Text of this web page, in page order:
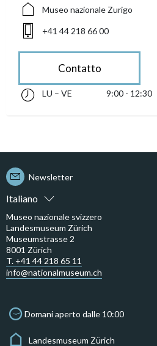
Museo nazionale Zurigo
+41 44 218 66 00
Contatto
accessibility.sr-only.opening_hours
lunedì fino alle venerdì
LU – VE 9:00 - 12:30
Italiano
Newsletter
Museo nazionale svizzero
Landesmuseum Zürich
Museumstrasse 2
8001 Zürich
T. +41 44 218 65 11
info@nationalmuseum.ch
Domani aperto dalle 10:00
Landesmuseum Zürich